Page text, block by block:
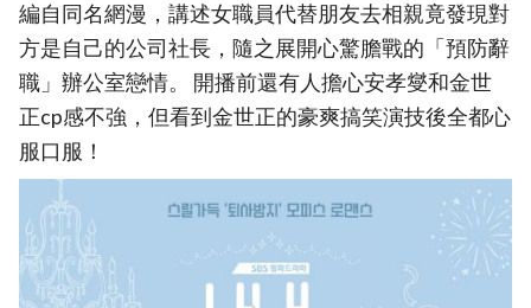
編自同名網漫，講述女職員代替朋友去相親竟發現對
方是自己的公司社長，隨之展開心驚膽戰的「預防辭
職」辦公室戀情。 開播前還有人擔心安孝燮和金世
正cp感不強，但看到金世正的豪爽搞笑演技後全都心
服口服！